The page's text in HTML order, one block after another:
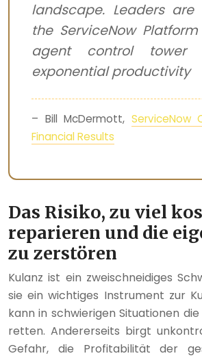
landscape. Leaders
the ServiceNow
agent control tower
exponential productivity
– Bill McDermott, ServiceNow
Financial Results
Das Risiko, zu viel
reparieren und die
zu zerstören
Kulanz ist ein zweischneidiges
sie ein wichtiges Instrument zur
kann in schwierigen Situationen
retten. Andererseits birgt
Gefahr, die Profitabilität der